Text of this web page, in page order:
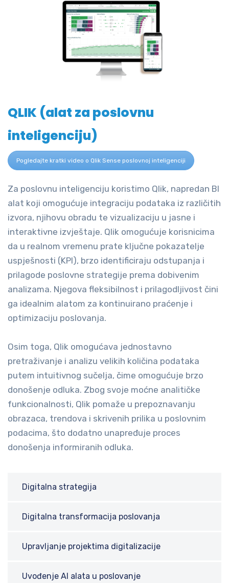
QLIK (alat za poslovnu
inteligenciju)
Pogledajte kratki video o Qlik Sense poslovnoj inteligenciji
Za poslovnu inteligenciju koristimo Qlik, napredan BI
alat koji omogućuje integraciju podataka iz različitih
izvora, njihovu obradu te vizualizaciju u jasne i
interaktivne izvještaje. Qlik omogućuje korisnicima
da u realnom vremenu prate ključne pokazatelje
uspješnosti (KPI), brzo identificiraju odstupanja i
prilagode poslovne strategije prema dobivenim
analizama. Njegova fleksibilnost i prilagodljivost čini
ga idealnim alatom za kontinuirano praćenje i
optimizaciju poslovanja.
Osim toga, Qlik omogućava jednostavno
pretraživanje i analizu velikih količina podataka
putem intuitivnog sučelja, čime omogućuje brzo
donošenje odluka. Zbog svoje moćne analitičke
funkcionalnosti, Qlik pomaže u prepoznavanju
obrazaca, trendova i skrivenih prilika u poslovnim
podacima, što dodatno unapređuje proces
donošenja informiranih odluka.
Digitalna strategija
Digitalna transformacija poslovanja
Upravljanje projektima digitalizacije
Uvođenje AI alata u poslovanje